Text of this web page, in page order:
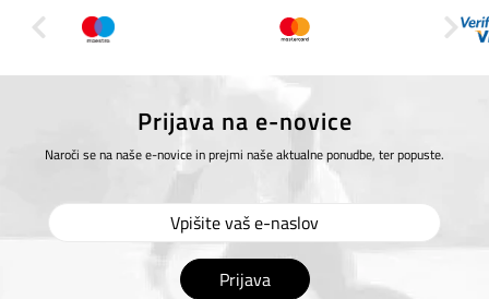
Prijava na e-novice
Naroči se na naše e-novice in prejmi naše aktualne ponudbe, ter popuste.
Prijava